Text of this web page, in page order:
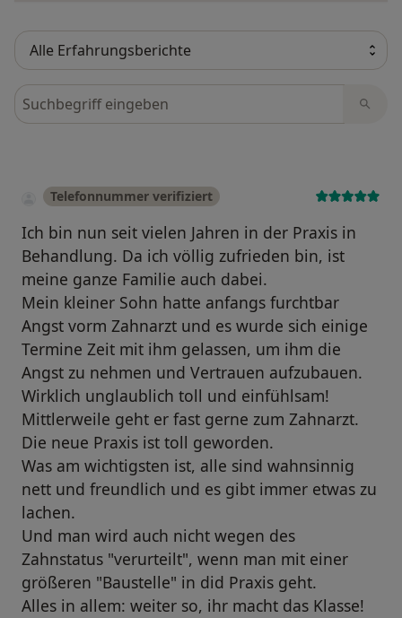
Bewertungen durchsuchen
Telefonnummer verifiziert
Ich bin nun seit vielen Jahren in der Praxis in
Behandlung. Da ich völlig zufrieden bin, ist
meine ganze Familie auch dabei.
Mein kleiner Sohn hatte anfangs furchtbar
Angst vorm Zahnarzt und es wurde sich einige
Termine Zeit mit ihm gelassen, um ihm die
Angst zu nehmen und Vertrauen aufzubauen.
Wirklich unglaublich toll und einfühlsam!
Mittlerweile geht er fast gerne zum Zahnarzt.
Die neue Praxis ist toll geworden.
Was am wichtigsten ist, alle sind wahnsinnig
nett und freundlich und es gibt immer etwas zu
lachen.
Und man wird auch nicht wegen des
Zahnstatus "verurteilt", wenn man mit einer
größeren "Baustelle" in did Praxis geht.
Alles in allem: weiter so, ihr macht das Klasse!